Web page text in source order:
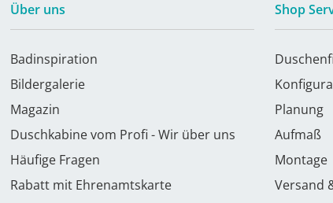
Über uns
Badinspiration
Bildergalerie
Magazin
Duschkabine vom Profi - Wir über uns
Häufige Fragen
Rabatt mit Ehrenamtskarte
Shop
Planung
Aufmaß
Montage
Versand